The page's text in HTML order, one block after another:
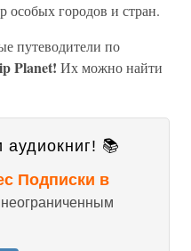
городов и стран.
путеводители по
Planet! Их можно найти
аудиокниг! 📚
Подписки в